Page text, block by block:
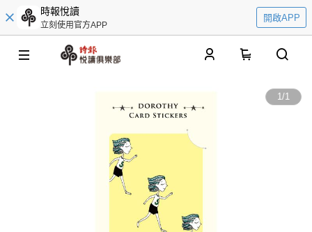
時報悅讀
立刻使用官方APP
開啟APP
1/1